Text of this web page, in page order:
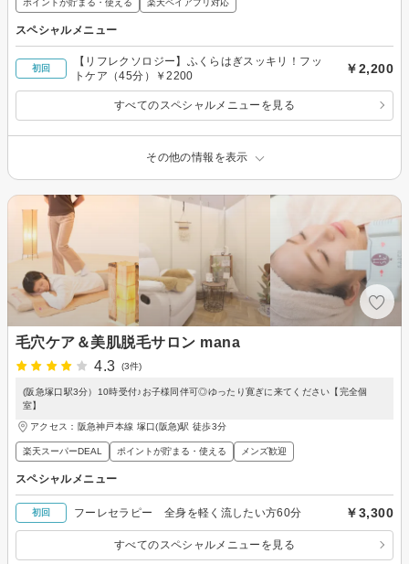
スペシャルメニュー
初回
【リフレクソロジー】ふくらはぎスッキリ！フッ
トケア（45分）￥2200
￥2,200
すべてのスペシャルメニューを見る
その他の情報を表示
毛穴ケア＆美肌脱毛サロン mana
4.3
(3件)
(阪急塚口駅3分）10時受付♪お子様同伴可◎ゆったり寛ぎに来てください【完全個
室】
アクセス：阪急神戸本線 塚口(阪急)駅 徒歩3分
楽天スーパーDEAL ポイントが貯まる・使える メンズ歓迎
スペシャルメニュー
初回 フーレセラピー 全身を軽く流したい方60分 ￥3,300
すべてのスペシャルメニューを見る